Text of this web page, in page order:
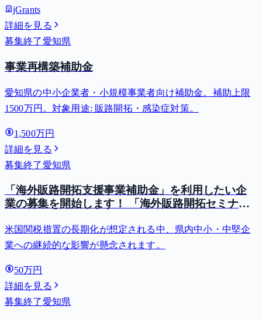
jGrants
詳細を見る
募集終了愛知県
事業再構築補助金
愛知県の中小企業者・小規模事業者向け補助金。補助上限
1500万円。対象用途: 販路開拓・感染症対策。
1,500万円
詳細を見る
募集終了愛知県
「海外販路開拓支援事業補助金」を利用したい企
業の募集を開始します！ 「海外販路開拓セミナー
ます！
米国関税措置の長期化が想定される中、県内中小・中堅企
業への継続的な影響が懸念されます。
50万円
詳細を見る
募集終了愛知県